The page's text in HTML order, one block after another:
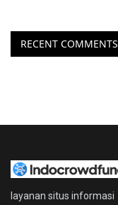
RECENT COMMENTS
layanan situs informasi